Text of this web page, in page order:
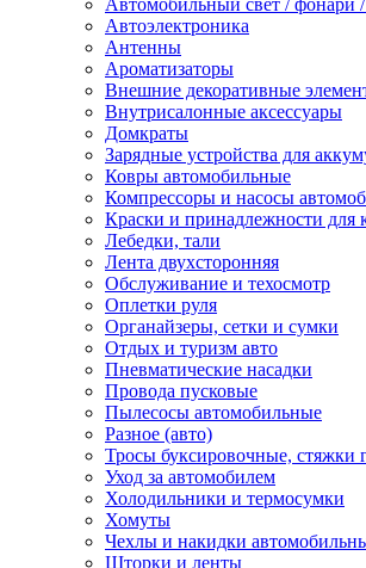
Автоэлектроника
Антенны
Ароматизаторы
Внешние декоративные
Внутрисалонные аксессуары
Домкраты
Зарядные устройства для
Ковры автомобильные
Компрессоры и насосы
Краски и принадлежности для
Лебедки, тали
Лента двухсторонняя
Обслуживание и техосмотр
Оплетки руля
Органайзеры, сетки и сумки
Отдых и туризм авто
Пневматические насадки
Провода пусковые
Пылесосы автомобильные
Разное (авто)
Тросы буксировочные, стяжки
Уход за автомобилем
Холодильники и термосумки
Хомуты
Чехлы и накидки
Шторки и ленты